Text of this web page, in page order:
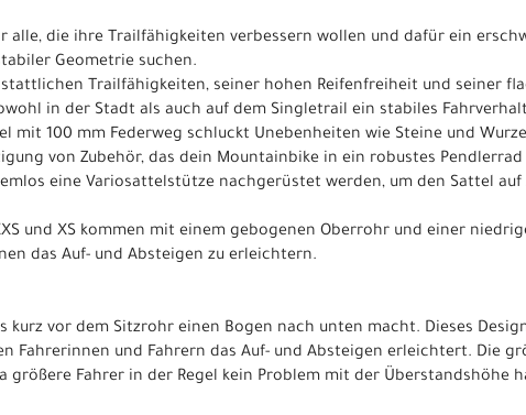
alle, die ihre Trailfähigkeiten verbessern wollen und dafür ein
Geometrie suchen.
Trailfähigkeiten, seiner hohen Reifenfreiheit und seiner
in der Stadt als auch auf dem Singletrail ein stabiles
mit 100 mm Federweg schluckt Unebenheiten wie Steine und
von Zubehör, das dein Mountainbike in ein robustes
eine Variosattelstütze nachgerüstet werden, um den Sattel
und XS kommen mit einem gebogenen Oberrohr und einer
das Auf- und Absteigen zu erleichtern.
kurz vor dem Sitzrohr einen Bogen nach unten macht. Dieses
Fahrerinnen und Fahrern das Auf- und Absteigen erleichtert. Die
größere Fahrer in der Regel kein Problem mit der Überstandshöhe